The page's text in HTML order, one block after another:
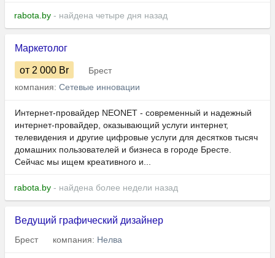
rabota.by - найдена четыре дня назад
Маркетолог
от 2 000 Br
Брест
компания: Сетевые инновации
Интернет-провайдер NEONET - современный и надежный
интернет-провайдер, оказывающий услуги интернет,
телевидения и другие цифровые услуги для десятков тысяч
домашних пользователей и бизнеса в городе Бресте.
Сейчас мы ищем креативного и...
rabota.by - найдена более недели назад
Ведущий графический дизайнер
Брест компания: Нелва